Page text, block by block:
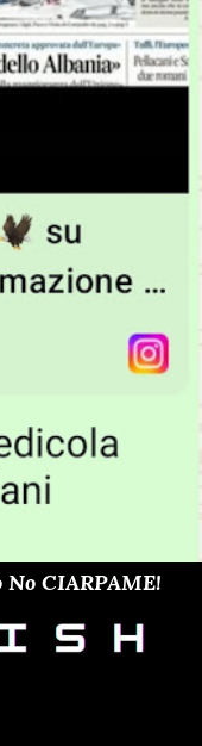
CIARPAME!